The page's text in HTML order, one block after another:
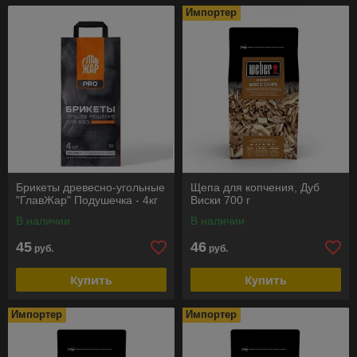
Брикеты древесно-угольные
"ГлавЖар" Подушечка - 4кг
В наличии
45 руб.
Купить
Импортер
Щепа для копчения, Дуб
Виски 700 г
В наличии
46 руб.
Купить
Импортер Импортер